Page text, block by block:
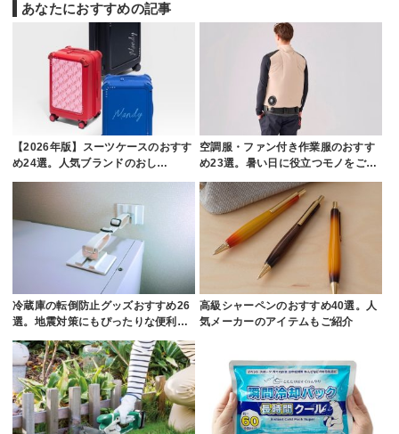
あなたにおすすめの記事
【2026年版】スーツケースのおすす
め24選。人気ブランドのおし…
空調服・ファン付き作業服のおすす
め23選。暑い日に役立つモノをご…
冷蔵庫の転倒防止グッズおすすめ26
選。地震対策にもぴったりな便利…
高級シャーペンのおすすめ40選。人
気メーカーのアイテムもご紹介